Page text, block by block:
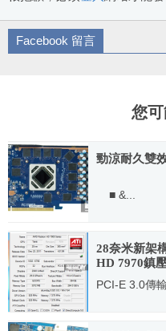
Facebook 留言
您
勁涼耐久雙
■ &...
2012.10.17
28奈米新架
HD 7970鎮
PCI-E 3.0傳
2012.03.26